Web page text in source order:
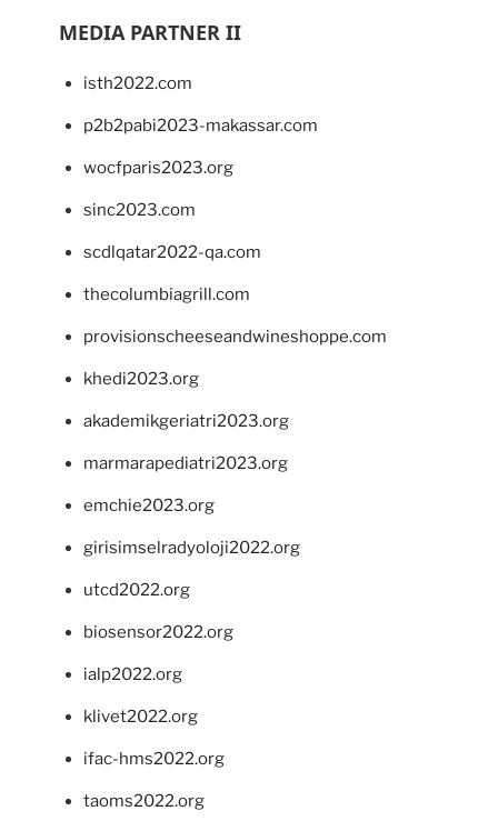
MEDIA PARTNER II
isth2022.com
p2b2pabi2023-makassar.com
wocfparis2023.org
sinc2023.com
scdlqatar2022-qa.com
thecolumbiagrill.com
provisionscheeseandwineshoppe.com
khedi2023.org
akademikgeriatri2023.org
marmarapediatri2023.org
emchie2023.org
girisimselradyoloji2022.org
utcd2022.org
biosensor2022.org
ialp2022.org
klivet2022.org
ifac-hms2022.org
taoms2022.org